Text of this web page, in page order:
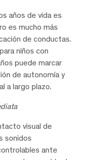
años de vida es
es mucho más
de conductas.
niños con
puede marcar
de autonomía y
a largo plazo.
visual de
sonidos
ante